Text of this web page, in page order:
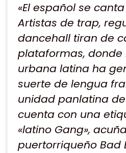
«El español se
Artistas de trap,
dancehall tiran de
plataformas, donde
urbana latina ha
suerte de lengua
unidad panlatina
cuenta con una
«latino Gang»,
puertorriqueño Bad